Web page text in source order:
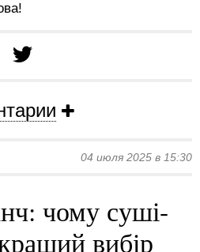
04 июля 2025 в 15:30
чому суші-
вибір